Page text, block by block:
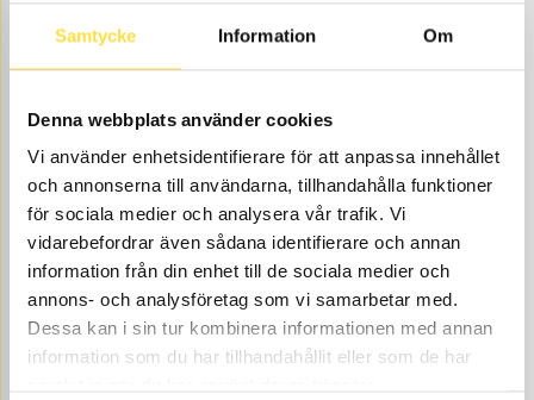
Samtycke Information Om
Denna webbplats använder cookies
Vi använder enhetsidentifierare för att anpassa innehållet
och annonserna till användarna, tillhandahålla funktioner
för sociala medier och analysera vår trafik. Vi
vidarebefordrar även sådana identifierare och annan
information från din enhet till de sociala medier och
annons- och analysföretag som vi samarbetar med.
Dessa kan i sin tur kombinera informationen med annan
information som du har tillhandahållit eller som de har
EL053 Ref. nr11992053 Motor inkl. skovelhjul.
Åtgår1
Pris exkl.
3 161.00
ÅTGÅR